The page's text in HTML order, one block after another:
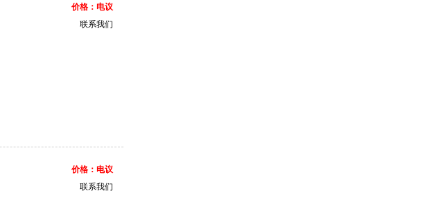
价格：电议
联系我们
价格：电议
联系我们